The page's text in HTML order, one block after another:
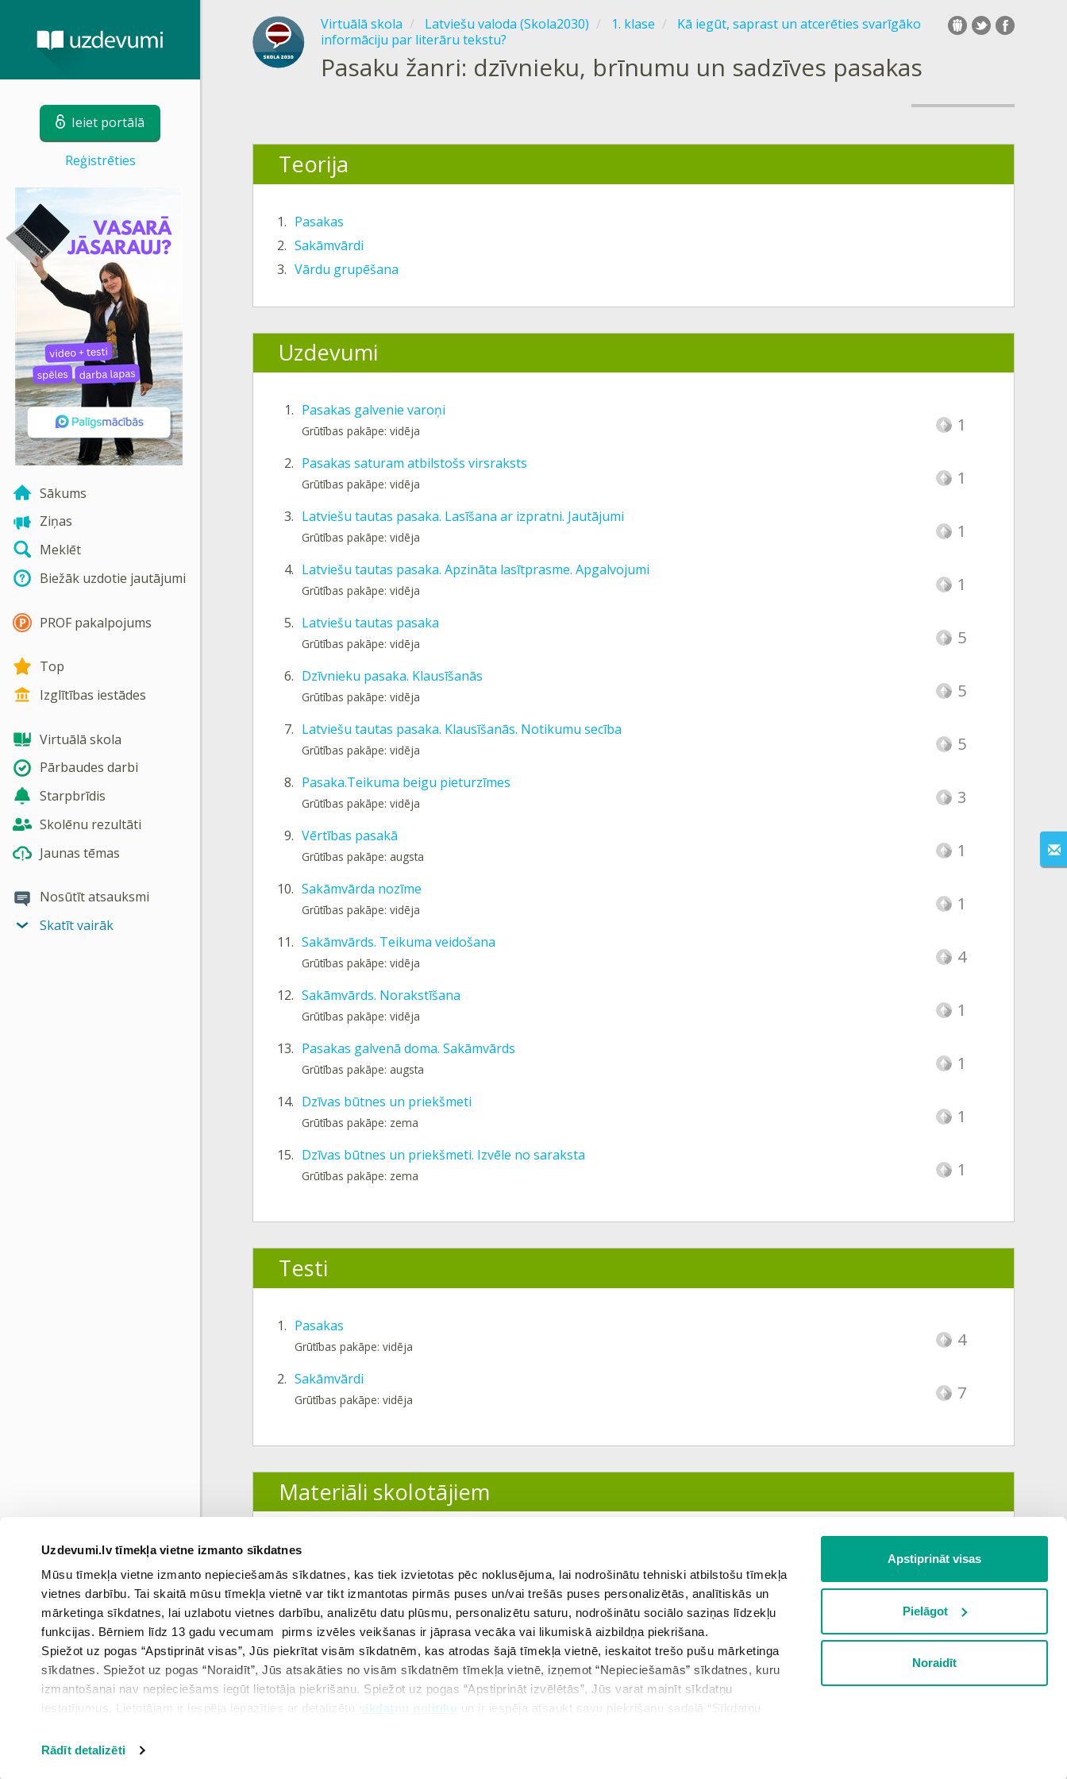
Uzdevumi.lv tīmekļa vietne izmanto sīkdatnes
Mūsu tīmekļa vietne izmanto nepieciešamās sīkdatnes, kas tiek izvietotas pēc noklusējuma, lai nodrošinātu tehniski atbilstošu tīmekļa
vietnes darbību. Tai skaitā mūsu tīmekļa vietnē var tikt izmantotas pirmās puses un/vai trešās puses personalizētās, analītiskās un
mārketinga sīkdatnes, lai uzlabotu vietnes darbību, analizētu datu plūsmu, personalizētu saturu, nodrošinātu sociālo saziņas līdzekļu
funkcijas. Bērniem līdz 13 gadu vecumam pirms izvēles veikšanas ir jāprasa vecāka vai likumiskā aizbildņa piekrišana.
Spiežot uz pogas “Apstiprināt visas”, Jūs piekrītat visām sīkdatnēm, kas atrodas šajā tīmekļa vietnē, ieskaitot trešo pušu mārketinga
sīkdatnes. Spiežot uz pogas “Noraidīt”, Jūs atsakāties no visām sīkdatnēm tīmekļa vietnē, izņemot “Nepieciešamās” sīkdatnes, kuru
izmantošanai nav nepieciešams iegūt lietotāja piekrišanu. Spiežot uz pogas “Apstiprināt izvēlētās”, Jūs varat mainīt sīkdatņu
iestatījumus. Lietotājam ir iespēja iepazīties ar detalizētu sīkdatņu politiku un ir iespēja atsaukt savu piekrišanu sadaļā “Sīkdatņu
Rādīt detalizēti
Apstiprināt visas
Pielāgot
Noraidīt
Ieiet portālā
Reģistrēties
Sākums
Ziņas
Meklēt
Biežāk uzdotie jautājumi
PROF pakalpojums
Top
Izglītības iestādes
Virtuālā skola
Pārbaudes darbi
Starpbrīdis
Skolēnu rezultāti
Jaunas tēmas
Nosūtīt atsauksmi
Skatīt vairāk
Virtuālā skola Latviešu valoda (Skola2030) 1. klase
Kā iegūt, saprast un atcerēties svarīgāko
informāciju par literāru tekstu?
Pasaku žanri: dzīvnieku, brīnumu un sadzīves pasakas
Teorija
1. Pasakas
2. Sakāmvārdi
3. Vārdu grupēšana
Uzdevumi
1. Pasakas galvenie varoņi
Grūtības pakāpe: vidēja 1
2. Pasakas saturam atbilstošs virsraksts
Grūtības pakāpe: vidēja 1
3. Latviešu tautas pasaka. Lasīšana ar izpratni. Jautājumi
Grūtības pakāpe: vidēja 1
4. Latviešu tautas pasaka. Apzināta lasītprasme. Apgalvojumi
Grūtības pakāpe: vidēja 1
5. Latviešu tautas pasaka
Grūtības pakāpe: vidēja 5
6. Dzīvnieku pasaka. Klausīšanās
Grūtības pakāpe: vidēja 5
7. Latviešu tautas pasaka. Klausīšanās. Notikumu secība
Grūtības pakāpe: vidēja 5
8. Pasaka.Teikuma beigu pieturzīmes
Grūtības pakāpe: vidēja 3
9. Vērtības pasakā
Grūtības pakāpe: augsta 1
10. Sakāmvārda nozīme
Grūtības pakāpe: vidēja 1
11. Sakāmvārds. Teikuma veidošana
Grūtības pakāpe: vidēja 4
12. Sakāmvārds. Norakstīšana
Grūtības pakāpe: vidēja 1
13. Pasakas galvenā doma. Sakāmvārds
Grūtības pakāpe: augsta 1
14. Dzīvas būtnes un priekšmeti
Grūtības pakāpe: zema 1
15. Dzīvas būtnes un priekšmeti. Izvēle no saraksta
Grūtības pakāpe: zema 1
Testi
1. Pasakas
Grūtības pakāpe: vidēja 4
2. Sakāmvārdi
Grūtības pakāpe: vidēja 7
Materiāli skolotājiem
1. Satura rādītājs
Iepriekšējā tēma Visas tēmas Nākamā tēma